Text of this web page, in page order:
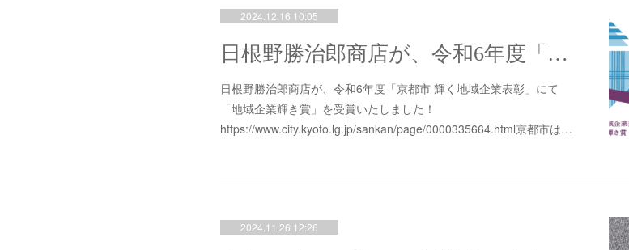
2024.12.16 10:05
日根野勝治郎商店が、令和6年度「京都市 輝く地域企業表彰」にて「地域企業輝き賞」を受賞いたしました！
日根野勝治郎商店が、令和6年度「京都市 輝く地域企業表彰」にて
「地域企業輝き賞」を受賞いたしました！
https://www.city.kyoto.lg.jp/sankan/page/0000335664.html京都市は…
2024.11.26 12:26